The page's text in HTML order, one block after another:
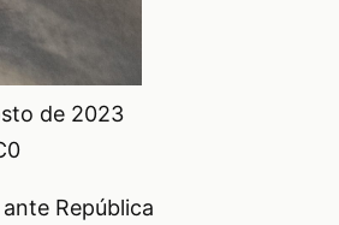
de 2023
República